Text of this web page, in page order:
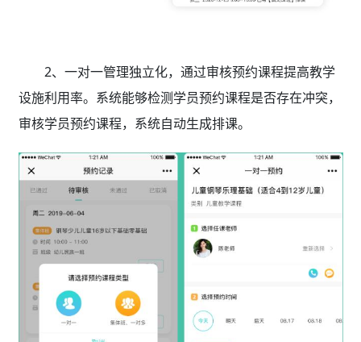
2、一对一管理独立化，通过审核预约课程提高教学
设施利用率。系统能够检测学员预约课程是否存在冲突，
审核学员预约课程，系统自动生成排课。